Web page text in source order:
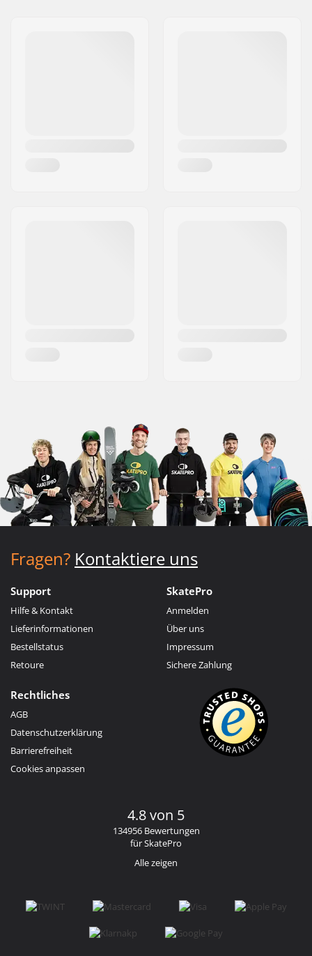
Fragen? Kontaktiere uns
Support
Hilfe & Kontakt
Lieferinformationen
Bestellstatus
Retoure
SkatePro
Anmelden
Über uns
Impressum
Sichere Zahlung
Rechtliches
AGB
Datenschutzerklärung
Barrierefreiheit
Cookies anpassen
4.8 von 5
134956 Bewertungen
für SkatePro
Alle zeigen